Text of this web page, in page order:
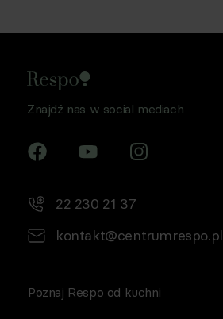
Znajdź nas w social mediach
22 230 21 37
kontakt@centrumrespo.pl
Poznaj Respo od kuchni